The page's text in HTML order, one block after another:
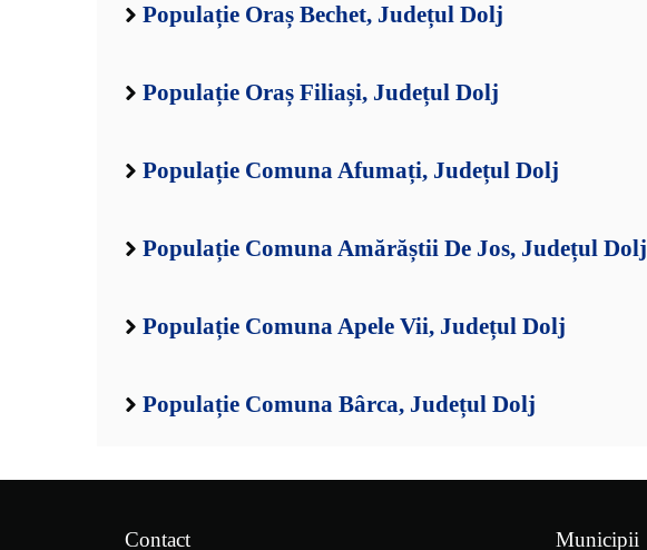
Populație Oraș Bechet, Județul Dolj
Populație Oraș Filiași, Județul Dolj
Populație Comuna Afumați, Județul Dolj
Populație Comuna Amărăștii De Jos, Județul Dolj
Populație Comuna Apele Vii, Județul Dolj
Populație Comuna Bârca, Județul Dolj
Contact Municipii